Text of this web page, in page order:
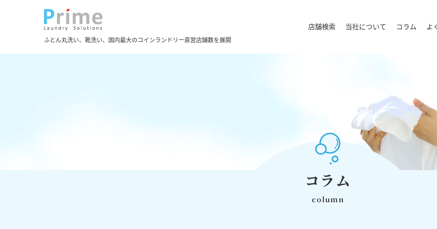
ふとん丸洗い、靴洗い、国内最大のコインランドリー直営店舗数を展開
店舗検索 当社について コラム よ
コラム
column